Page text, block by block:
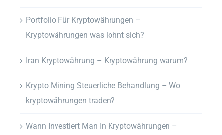
Portfolio Für Kryptowährungen –
Kryptowährungen was lohnt sich?
Iran Kryptowährung – Kryptowährung warum?
Krypto Mining Steuerliche Behandlung – Wo
kryptowährungen traden?
Wann Investiert Man In Kryptowährungen –